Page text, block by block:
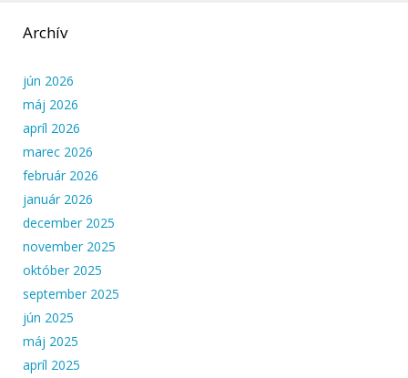
Archív
jún 2026
máj 2026
apríl 2026
marec 2026
február 2026
január 2026
december 2025
november 2025
október 2025
september 2025
jún 2025
máj 2025
apríl 2025